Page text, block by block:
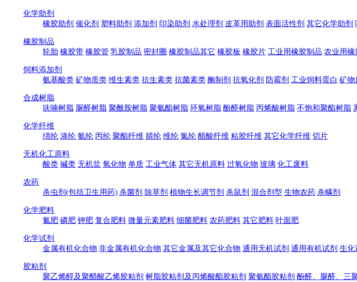
化学助剂
橡胶助剂 催化剂 塑料助剂 添加剂 印染助剂 水处理剂 皮革用助剂 表面活性剂 其它化学助剂
橡胶制品
轮胎 橡胶带 橡胶管 乳胶制品 密封圈 橡胶制品其它 橡胶板 橡胶片 工业用橡胶制品 农业用橡
饲料添加剂
氨基酸类 矿物质类 维生素类 抗生素类 抗菌素类 酶制剂 抗氧化剂 防霉剂 工业饲料蛋白 矿物
合成树脂
呋喃树脂 脲醛树脂 聚酰胺树脂 聚氨酯树脂 环氧树脂 酚醛树脂 丙烯酸树脂 不饱和聚酯树脂
化学纤维
绵纶 涤纶 氨纶 丙纶 聚酯纤维 腈纶 维纶 氯纶 醋酸纤维 粘胶纤维 其它化学纤维 切片
无机化工原料
酸类 碱类 无机盐 氧化物 单质 工业气体 其它无机原料 过氧化物 玻璃 化工废料
农药
杀虫剂(包括卫生用药) 杀菌剂 除草剂 植物生长调节剂 杀鼠剂 混合剂型 生物农药 杀螨剂
化学肥料
氮肥 磷肥 钾肥 复合肥料 微量元素肥料 细菌肥料 农药肥料 其它肥料 叶面肥
化学试剂
金属有机化合物 非金属有机化合物 其它金属及其它化合物 通用无机试剂 通用有机试剂 生化
胶粘剂
聚乙烯醇及聚醋酸乙烯胶粘剂 树脂胶粘剂及丙烯酸酯胶粘剂 聚氨酯胶粘剂 酚醛、脲醛、三